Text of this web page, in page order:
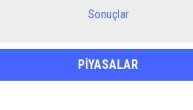
Sonuçlar
PİYASALAR